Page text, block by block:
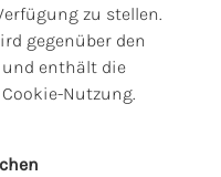
zu stellen.
gegenüber den
enthält die
Nutzung.